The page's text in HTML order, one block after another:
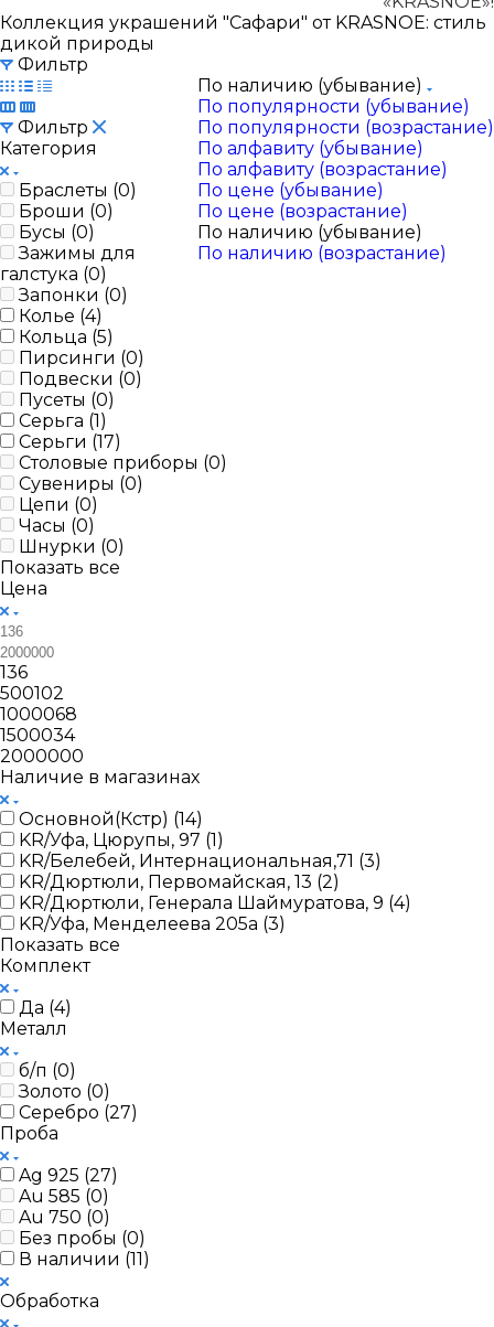
Коллекция украшений "Сафари" от KRASNOE: стиль
дикой природы
Фильтр
По наличию (убывание)
По популярности (убывание)
По популярности (возрастание)
По алфавиту (убывание)
По алфавиту (возрастание)
По цене (убывание)
По цене (возрастание)
По наличию (убывание)
По наличию (возрастание)
Фильтр
Категория
Браслеты (0)
Броши (0)
Бусы (0)
Зажимы для
галстука (0)
Запонки (0)
Колье (4)
Кольца (5)
Пирсинги (0)
Подвески (0)
Пусеты (0)
Серьга (1)
Серьги (17)
Столовые приборы (0)
Сувениры (0)
Цепи (0)
Часы (0)
Шнурки (0)
Показать все
Цена
136
500102
1000068
1500034
2000000
Наличие в магазинах
Основной(Кстр) (14)
KR/Уфа, Цюрупы, 97 (1)
KR/Белебей, Интернациональная,71 (3)
KR/Дюртюли, Первомайская, 13 (2)
KR/Дюртюли, Генерала Шаймуратова, 9 (4)
KR/Уфа, Менделеева 205а (3)
Показать все
Комплект
Да (4)
Металл
б/п (0)
Золото (0)
Серебро (27)
Проба
Ag 925 (27)
Au 585 (0)
Au 750 (0)
Без пробы (0)
В наличии (11)
Обработка